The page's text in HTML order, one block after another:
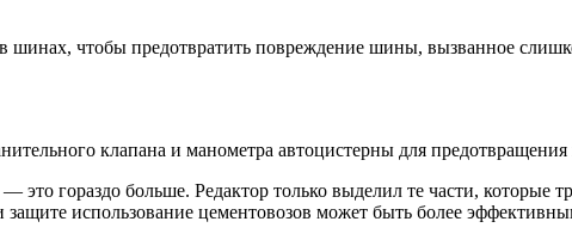
шинах, чтобы предотвратить повреждение шины, вызванное
клапана и манометра автоцистерны для
это гораздо больше. Редактор только выделил те части, которые
использование цементовозов может быть более